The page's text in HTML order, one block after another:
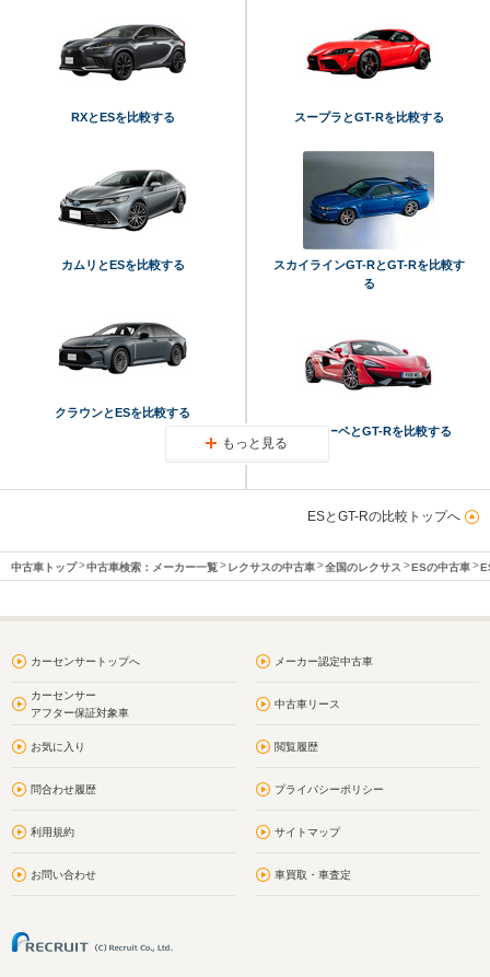
RXとESを比較する
カムリとESを比較する
クラウンとESを比較する
スープラとGT-Rを比較する
スカイラインGT-RとGT-Rを比較す
る
570SクーペとGT-Rを比較する
もっと見る
ESとGT-Rの比較トップへ
中古車トップ 中古車検索：メーカー一覧 レクサスの中古車 全国のレクサス ESの中古車
カーセンサートップへ メーカー認定中古車
カーセンサー
アフター保証対象車
中古車リース
お気に入り 閲覧履歴
問合わせ履歴 プライバシーポリシー
利用規約 サイトマップ
お問い合わせ 車買取・車査定